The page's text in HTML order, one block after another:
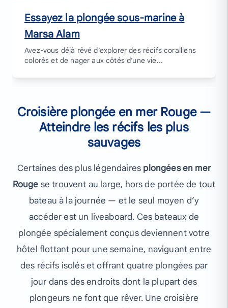
Essayez la plongée sous-marine à
Marsa Alam
Avez-vous déjà rêvé d’explorer des récifs coralliens
colorés et de nager aux côtés d’une vie...
Croisière plongée en mer Rouge —
Atteindre les récifs les plus
sauvages
Certaines des plus légendaires plongées en mer
Rouge se trouvent au large, hors de portée de tout
bateau à la journée — et le seul moyen d’y
accéder est un liveaboard. Ces bateaux de
plongée spécialement conçus deviennent votre
hôtel flottant pour une semaine, naviguant entre
des récifs isolés et offrant quatre plongées par
jour dans des endroits dont la plupart des
plongeurs ne font que rêver. Une croisière